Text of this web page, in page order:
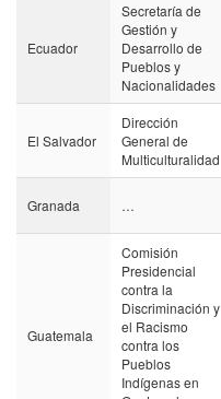
Ecuador
Secretaría de
Gestión y
Desarrollo de
Pueblos y
Nacionalidades
El Salvador
Dirección
General de
Multiculturalidad
Granada …
Guatemala
Comisión
Presidencial
contra la
Discriminación y
el Racismo
contra los
Pueblos
Indígenas en